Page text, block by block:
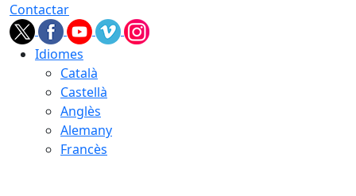
Contactar
Idiomes
Català
Castellà
Anglès
Alemany
Francès